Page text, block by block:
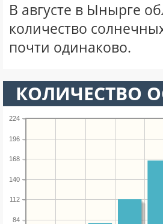
В августе в Ынырге
количество
почти одинаково.
КОЛИЧЕСТВО
84
112
140
168
196
224